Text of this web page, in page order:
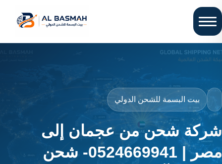
بيت البسمة للشحن الدولي
شركة شحن من عجمان إلى
مصر | 0524669941- شحن